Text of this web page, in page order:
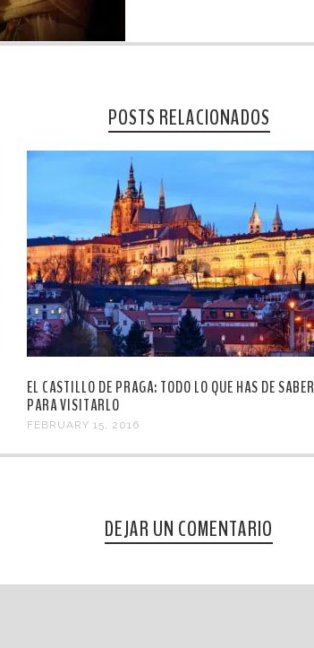
POSTS RELACIONADOS
EL CASTILLO DE PRAGA: TODO LO QUE HAS DE SABER
PARA VISITARLO
FEBRUARY 15, 2016
DEJAR UN COMENTARIO